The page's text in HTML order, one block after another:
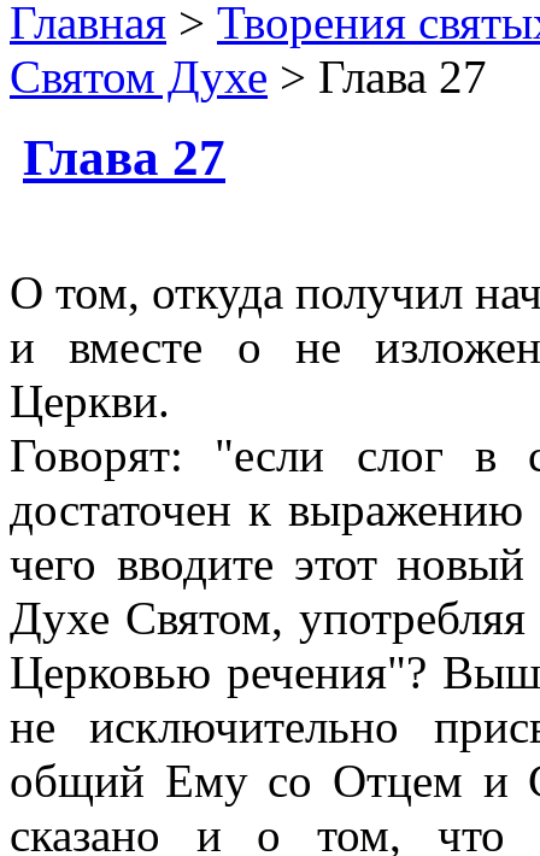
Главная > Творения
Святом Духе > Глава 27
Глава 27
О том, откуда получил
и вместе о не
Церкви.
Говорят: "если слог в
достаточен к
чего вводите этот
Духе Святом,
Церковью речения"?
не исключительно
общий Ему со Отцем и
сказано и о том, что